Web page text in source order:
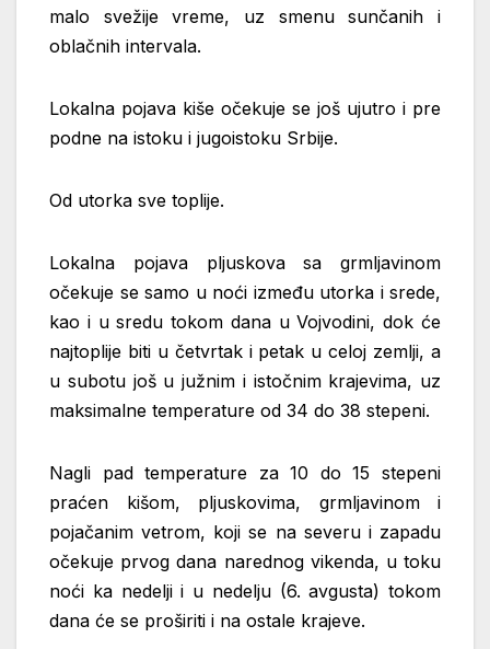
malo svežije vreme, uz smenu sunčanih i
oblačnih intervala.
Lokalna pojava kiše očekuje se još ujutro i pre
podne na istoku i jugoistoku Srbije.
Od utorka sve toplije.
Lokalna pojava pljuskova sa grmljavinom
očekuje se samo u noći između utorka i srede,
kao i u sredu tokom dana u Vojvodini, dok će
najtoplije biti u četvrtak i petak u celoj zemlji, a
u subotu još u južnim i istočnim krajevima, uz
maksimalne temperature od 34 do 38 stepeni.
Nagli pad temperature za 10 do 15 stepeni
praćen kišom, pljuskovima, grmljavinom i
pojačanim vetrom, koji se na severu i zapadu
očekuje prvog dana narednog vikenda, u toku
noći ka nedelji i u nedelju (6. avgusta) tokom
dana će se proširiti i na ostale krajeve.